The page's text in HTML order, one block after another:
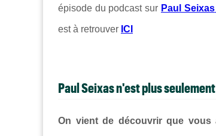
épisode du podcast sur Paul Seixas
est à retrouver ICI
Paul Seixas n'est plus
On vient de découvrir que